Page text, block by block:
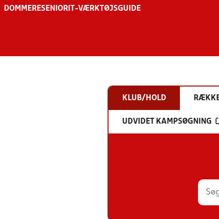
DOMMERESENIOR IT-VÆRKTØJSGUIDE
KLUB/HOLD
UDVIDET KAMPSØGNING